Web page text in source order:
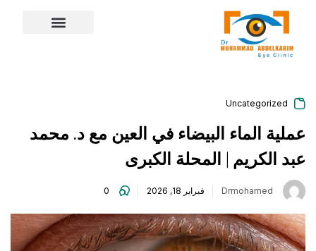
content
Uncategorized
عملية الماء البيضاء في العين مع د. محمد
عبد الكريم | المحلة الكبرى
Drmohamed فبراير 18, 2026 0